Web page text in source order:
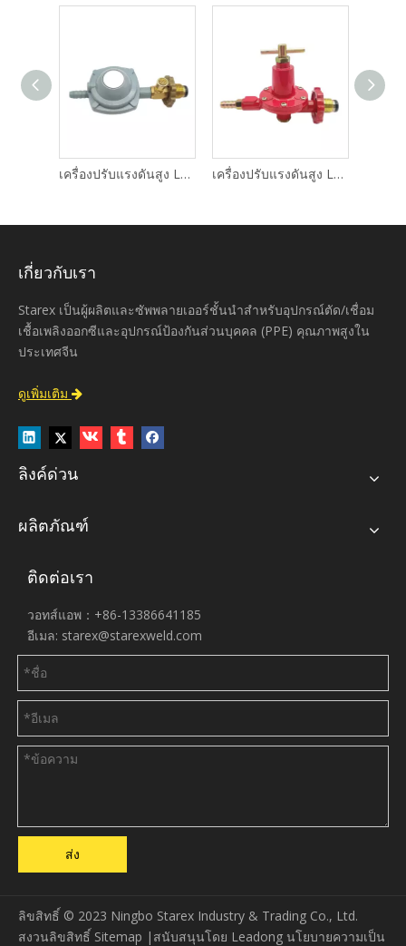
เครื่องปรับแรงดันสูง LR100 เครื่องปรับแรงดันสูง LR99
เกี่ยวกับเรา
Starex เป็นผู้ผลิตและซัพพลายเออร์ชั้นนำสำหรับอุปกรณ์ตัด/เชื่อม
เชื้อเพลิงออกซีและอุปกรณ์ป้องกันส่วนบุคคล (PPE) คุณภาพสูงใน
ประเทศจีน
ดูเพิ่มเติม 
ลิงค์ด่วน
ผลิตภัณฑ์
ติดต่อเรา
วอทส์แอพ：+86-13386641185
อีเมล: starex@starexweld.com
ส่ง
ลิขสิทธิ์ © 2023 Ningbo Starex Industry & Trading Co., Ltd.
สงวนลิขสิทธิ์ Sitemap |สนับสนุนโดย Leadong นโยบายความเป็น